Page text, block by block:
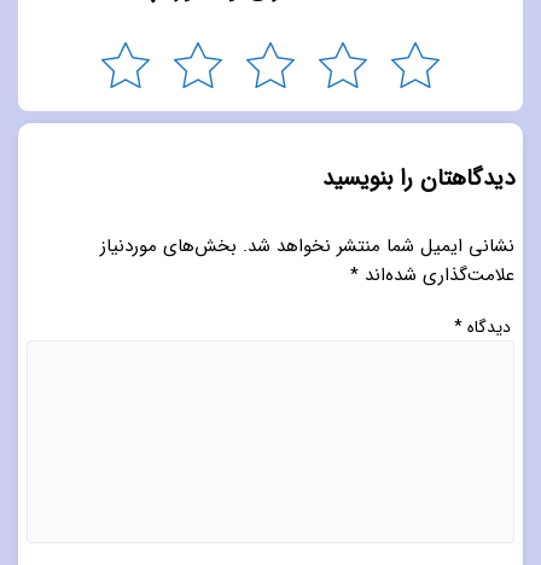
دیدگاهتان را بنویسید
نشانی ایمیل شما منتشر نخواهد شد. بخش‌های موردنیاز
علامت‌گذاری شده‌اند *
دیدگاه*